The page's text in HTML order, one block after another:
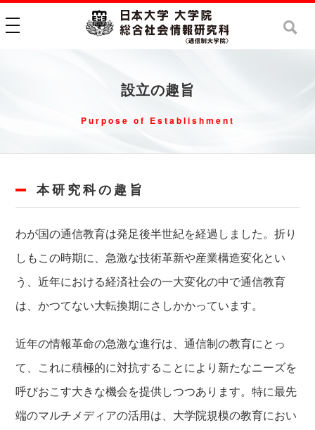
toggle navigation
設立の趣旨
Purpose of Establishment
本研究科の趣旨
わが国の通信教育は発足後半世紀を経過しました。折り
しもこの時期に、急激な技術革新や産業構造変化とい
う、近年における経済社会の一大変化の中で通信教育
は、かつてない大転換期にさしかかっています。
近年の情報革命の急激な進行は、通信制の教育にとっ
て、これに積極的に対抗することにより新たなニーズを
呼びおこす大きな機会を提供しつつあります。特に最先
端のマルチメディアの活用は、大学院規模の教育におい